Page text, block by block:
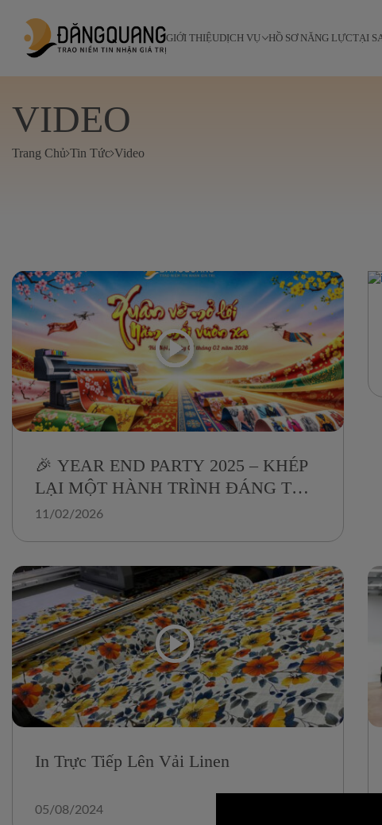
GIỚI THIỆUDỊCH VỤ HỒ SƠ NĂNG LỰCTẠI
VIDEO
Trang Chủ Tin Tức Video
🎉 YEAR END PARTY 2025 – KHÉP
LẠI MỘT HÀNH TRÌNH ĐÁNG TỰ
HÀO
11/02/2026
In Trực Tiếp Lên Vải Linen
05/08/2024